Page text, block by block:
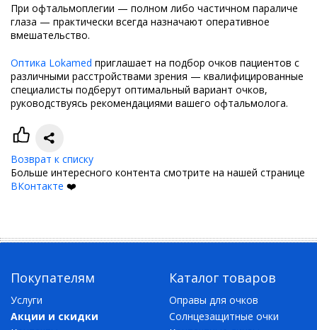
При офтальмоплегии — полном либо частичном параличе
глаза — практически всегда назначают оперативное
вмешательство.
Оптика Lokamed приглашает на подбор очков пациентов с
различными расстройствами зрения — квалифицированные
специалисты подберут оптимальный вариант очков,
руководствуясь рекомендациями вашего офтальмолога.
Возврат к списку
Больше интересного контента смотрите на нашей странице
ВКонтакте ❤️
Покупателям
Услуги
Акции и скидки
Каталог товаров
Оправы для очков
Солнцезащитные очки